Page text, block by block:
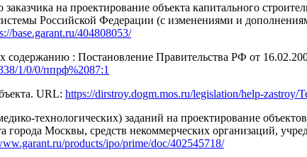
на проектирование объекта капитального
Российской Федерации (с изменениями и
base.garant.ru/404808053/
содержанию : Постановление Правительства РФ от
1/0/0/ппрф%2087:1
URL: https://dirstroy.dogm.mos.ru/legislation/help-zastroy/
технологических) заданий на проектирование
города Москвы, средств некоммерческих организаций,
products/ipo/prime/doc/402545718/